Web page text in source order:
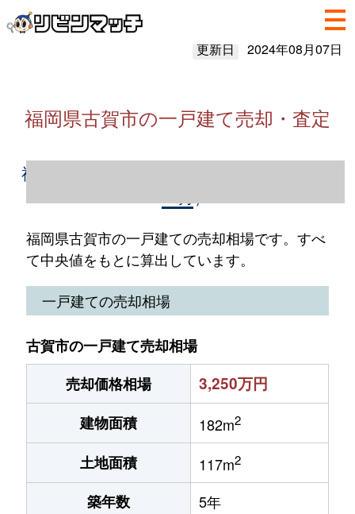
更新日 2024年08月07日
福岡県古賀市の一戸建て売却・査定
福岡県古賀市の一戸建て売却情報（2023年1
福岡県古賀市の一戸建ての売却相場です。すべ
て中央値をもとに算出しています。
一戸建ての売却相場
古賀市の一戸建て売却相場
売却価格相場
3,250万円
建物面積 182m2
土地面積 117m2
築年数 5年